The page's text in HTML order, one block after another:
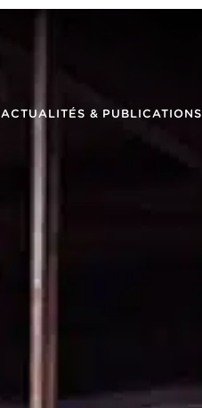
ACTUALITÉS & PUBLICATIONS